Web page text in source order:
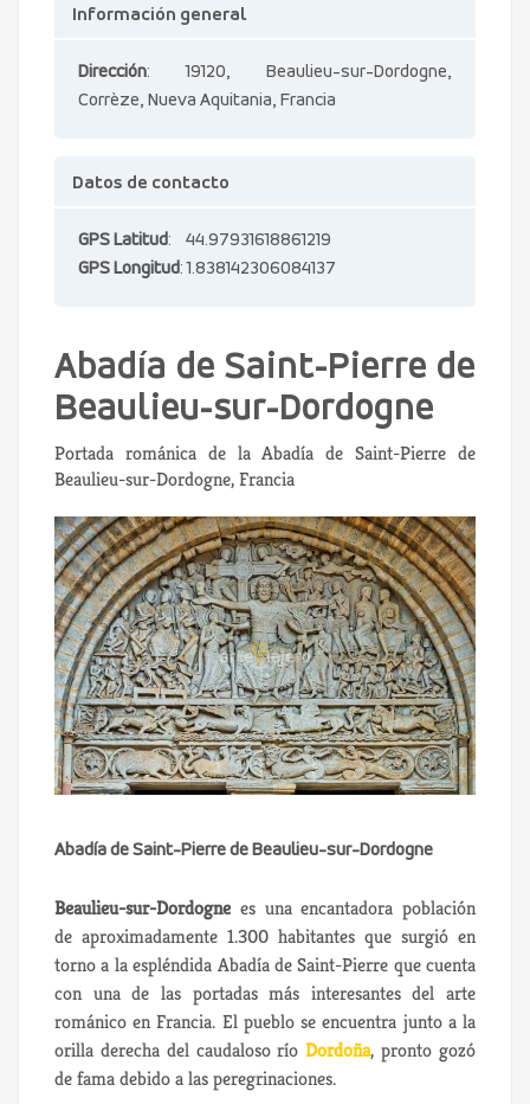
Información general
Dirección: 19120, Beaulieu-sur-Dordogne,
Corrèze, Nueva Aquitania, Francia
Datos de contacto
GPS Latitud: 44.97931618861219
GPS Longitud: 1.838142306084137
Abadía de Saint-Pierre de
Beaulieu-sur-Dordogne
Portada románica de la Abadía de Saint-Pierre de
Beaulieu-sur-Dordogne, Francia
Abadía de Saint-Pierre de Beaulieu-sur-Dordogne
Beaulieu-sur-Dordogne es una encantadora población
de aproximadamente 1.300 habitantes que surgió en
torno a la espléndida Abadía de Saint-Pierre que cuenta
con una de las portadas más interesantes del arte
románico en Francia. El pueblo se encuentra junto a la
orilla derecha del caudaloso ríoDordoña, pronto gozó
de fama debido a las peregrinaciones.